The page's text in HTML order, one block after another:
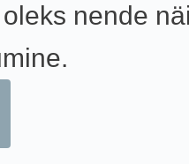
nende